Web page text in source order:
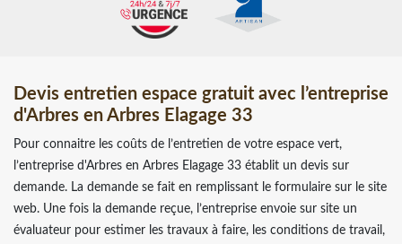
Devis entretien espace gratuit avec l’entreprise
d'Arbres en Arbres Elagage 33
Pour connaitre les coûts de l’entretien de votre espace vert,
l’entreprise d'Arbres en Arbres Elagage 33 établit un devis sur
demande. La demande se fait en remplissant le formulaire sur le site
web. Une fois la demande reçue, l’entreprise envoie sur site un
évaluateur pour estimer les travaux à faire, les conditions de travail,